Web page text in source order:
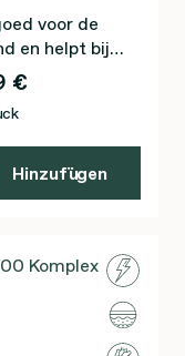
voor de
en helpt bij
€
Hinzufügen